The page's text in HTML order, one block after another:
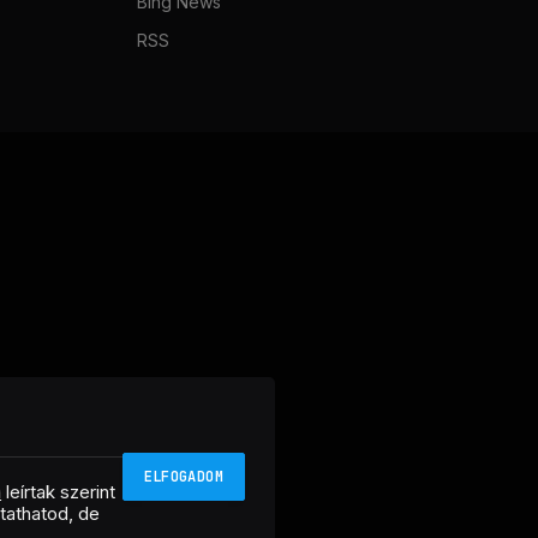
RSS
leírtak szerint
de
ELFOGADOM